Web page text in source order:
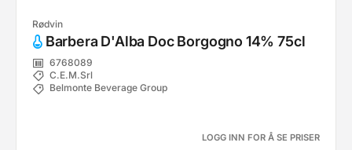
Rødvin
Barbera D'Alba Doc Borgogno 14% 75cl
6768089
C.E.M.Srl
Belmonte Beverage Group
LOGG INN FOR Å SE PRISER